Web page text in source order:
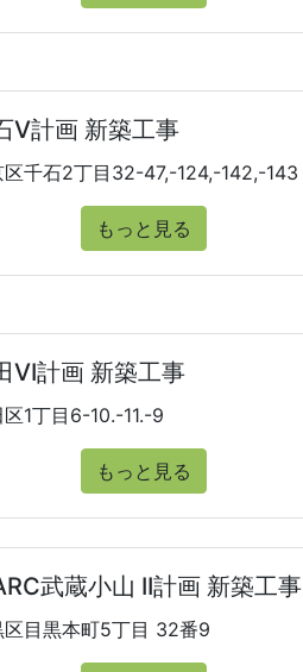
V計画 新築工事
区千石2丁目32-47,-124,-142,-143
もっと見る
VI計画 新築工事
区1丁目6-10.-11.-9
もっと見る
武蔵小山 II計画 新築工事
区目黒本町5丁目 32番9